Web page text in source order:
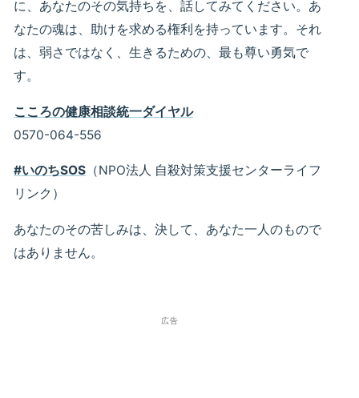
に、あなたのその気持ちを、話してみてください。あ
なたの魂は、助けを求める権利を持っています。それ
は、弱さではなく、生きるための、最も尊い勇気で
す。
こころの健康相談統一ダイヤル
0570-064-556
#いのちSOS （NPO法人 自殺対策支援センターライフ
リンク）
あなたのその苦しみは、決して、あなた一人のもので
はありません。
広告